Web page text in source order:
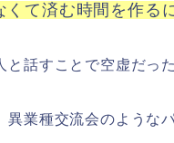
て済む時間を作る
と話すことで空虚だっ
異業種交流会のような